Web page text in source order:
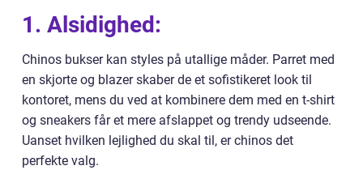
1. Alsidighed:
Chinos bukser kan styles på utallige måder. Parret med
en skjorte og blazer skaber de et sofistikeret look til
kontoret, mens du ved at kombinere dem med en t-shirt
og sneakers får et mere afslappet og trendy udseende.
Uanset hvilken lejlighed du skal til, er chinos det
perfekte valg.